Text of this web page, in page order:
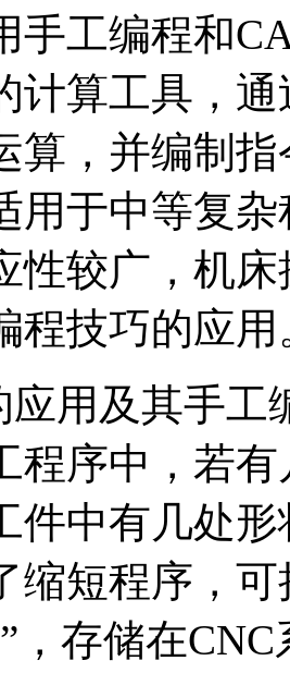
手工编程和
计算工具，
算，并编制
用于中等复
性较广，机
程技巧的应用
应用及其手工
程序中，若
件中有几处
缩短程序，
，存储在